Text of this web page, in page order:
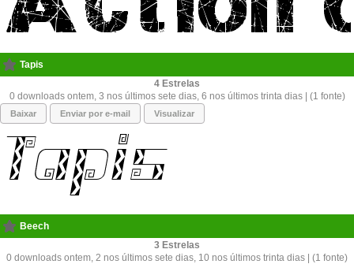
Tapis
4
0 downloads ontem, 3 nos últimos sete dias, 6 nos últimos trinta dias | (1 fonte)
Baixar Enviar por e-mail Visualizar
Beech
3
0 downloads ontem, 2 nos últimos sete dias, 10 nos últimos trinta dias | (1 fonte)